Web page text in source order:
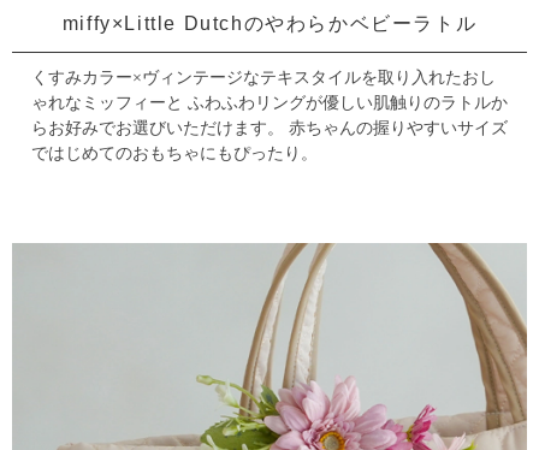
miffy×Little Dutchのやわらかベビーラトル
くすみカラー×ヴィンテージなテキスタイルを取り入れたおし
ゃれなミッフィーと ふわふわリングが優しい肌触りのラトルか
らお好みでお選びいただけます。
赤ちゃんの握りやすいサイズ
ではじめてのおもちゃにもぴったり。